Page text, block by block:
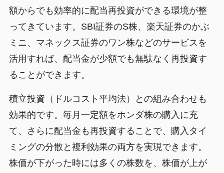
額からでも効率的に配当再投資ができる環境が整
ってきています。SBI証券のS株、楽天証券のかぶ
ミニ、マネックス証券のワン株などのサービスを
活用すれば、配当金が少額でも無駄なく再投資す
ることができます。
積立投資（ドルコスト平均法）との組み合わせも
効果的です。毎月一定額をホンダ株の購入に充
て、さらに配当金も再投資することで、購入タイ
ミングの分散と複利効果の両方を実現できます。
株価が下がった時には多くの株数を、株価が上が